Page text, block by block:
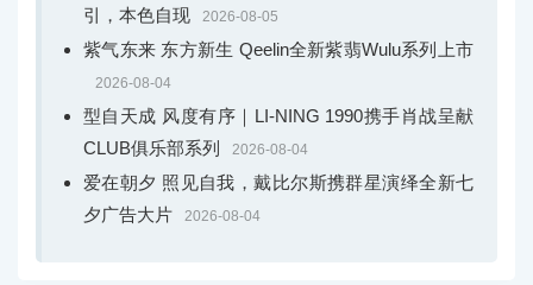
引，本色自现
2026-08-05
紫气东来 东方新生 Qeelin全新紫翡Wulu系列上市
2026-08-04
型自天成 风度有序｜LI-NING 1990携手肖战呈献
CLUB俱乐部系列
2026-08-04
爱在朝夕 照见自我，戴比尔斯携群星演绎全新七
夕广告大片
2026-08-04